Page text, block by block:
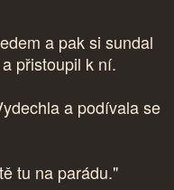
a pak si sundal
přistoupil k ní.
a podívala se
tu na parádu."